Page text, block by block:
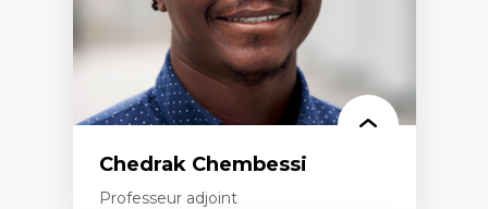
Chedrak Chembessi
Professeur adjoint